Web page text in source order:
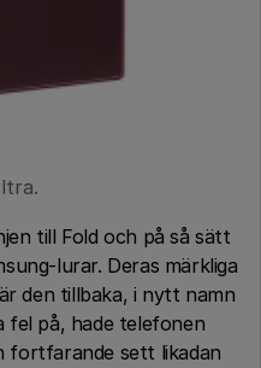
till Fold och på så sätt
lurar. Deras märkliga
den tillbaka, i nytt namn
fel på, hade telefonen
fortfarande sett likadan